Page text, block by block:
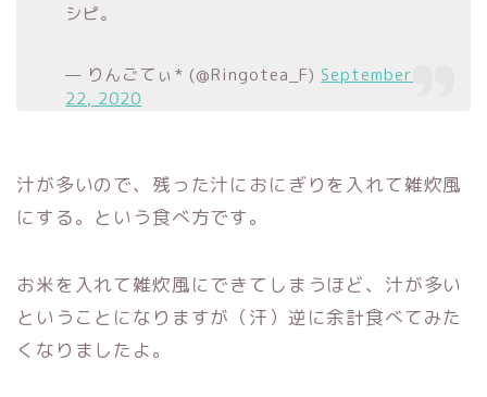
シピ。
— りんごてぃ* (@Ringotea_F) September
22, 2020
汁が多いので、残った汁におにぎりを入れて雑炊風
にする。という食べ方です。
お米を入れて雑炊風にできてしまうほど、汁が多い
ということになりますが（汗）逆に余計食べてみた
くなりましたよ。